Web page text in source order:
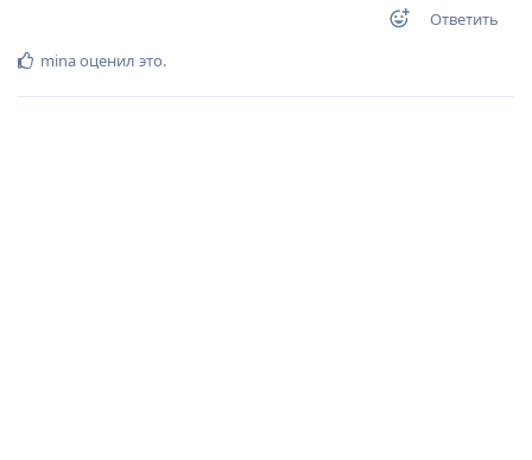
Ответить
minaоценил это.